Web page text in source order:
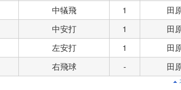
中犠飛 1
田
中安打 1
田
左安打 1
田
右飛球 - 田